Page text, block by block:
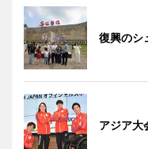
復興のシ
アジア